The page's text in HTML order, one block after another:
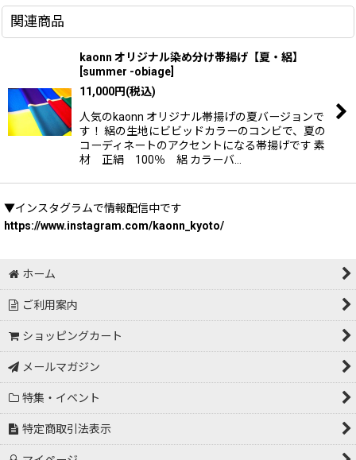
関連商品
kaonn オリジナル染め分け帯揚げ【夏・絽】
summer -obiage
11,000円(税込)
人気のkaonn オリジナル帯揚げの夏バージョンで
す！ 絽の生地にビビッドカラーのコンビで、夏の
コーディネートのアクセントになる帯揚げです 素
材 正絹 100％ 絽 カラーバ…
▼インスタグラムで情報配信中です
https://www.instagram.com/kaonn_kyoto/
ホーム
ご利用案内
ショッピングカート
メールマガジン
特集・イベント
特定商取引法表示